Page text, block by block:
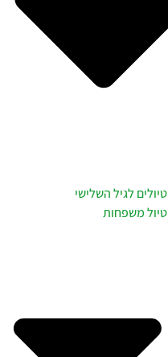
טיולים לגיל השלישי
טיול משפחות